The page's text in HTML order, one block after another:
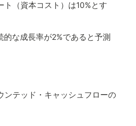
ト（資本コスト）は10%とす
的な成長率が2%であると予測
ンテッド・キャッシュフローの